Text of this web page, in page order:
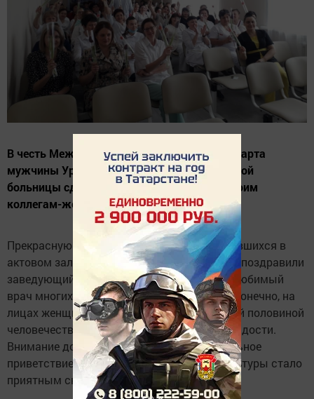
В честь Международного женского дня 8 Марта
мужчины Уруссинской центральной районной
больницы сделали прекрасный подарок своим
коллегам-женщинам.
Прекрасную половину человечества, собравшихся в
актовом зале, с первым праздником весны поздравили
заведующий по поликлинике Азат Галиев, любимый
врач многих женщин Ильгиз Гарифжанов. Конечно, на
лицах женщин, принимавших от рук сильной половиной
человечества тюльпаны, танцевали лучи радости.
Внимание дороже, чем подарок. А музыкальное
приветствие артистов районного Дома культуры стало
приятным сюрпризом.